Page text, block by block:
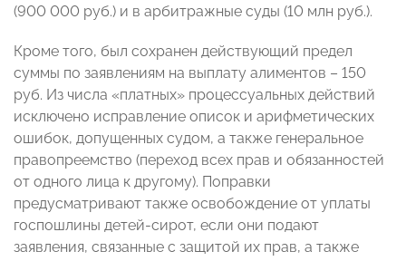
(900 000 руб.) и в арбитражные суды (10 млн руб.).
Кроме того, был сохранен действующий предел
суммы по заявлениям на выплату алиментов – 150
руб. Из числа «платных» процессуальных действий
исключено исправление описок и арифметических
ошибок, допущенных судом, а также генеральное
правопреемство (переход всех прав и обязанностей
от одного лица к другому). Поправки
предусматривают также освобождение от уплаты
госпошлины детей-сирот, если они подают
заявления, связанные с защитой их прав, а также